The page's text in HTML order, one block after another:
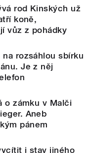
rod Kinských už
koně,
vůz z pohádky
rozsáhlou sbírku
Je z něj
o zámku v Malči
Aneb
pánem
i stav jiného